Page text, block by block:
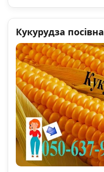
Кукурудза посівна